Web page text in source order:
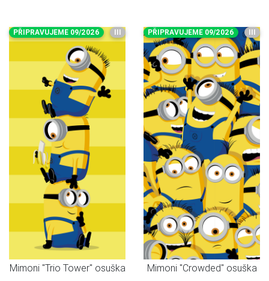
PŘIPRAVUJEME 09/2026 III
Mimoni "Trio Tower" osuška
PŘIPRAVUJEME 09/2026 III
Mimoni "Crowded" osuška